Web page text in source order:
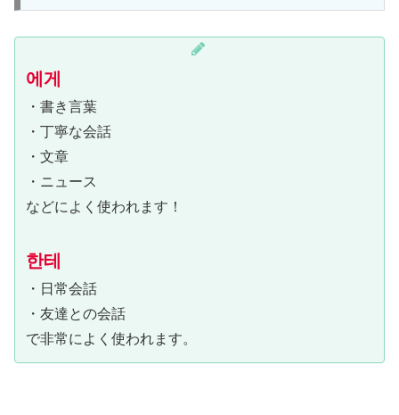
에게
・書き言葉
・丁寧な会話
・文章
・ニュース
などによく使われます！
한테
・日常会話
・友達との会話
で非常によく使われます。